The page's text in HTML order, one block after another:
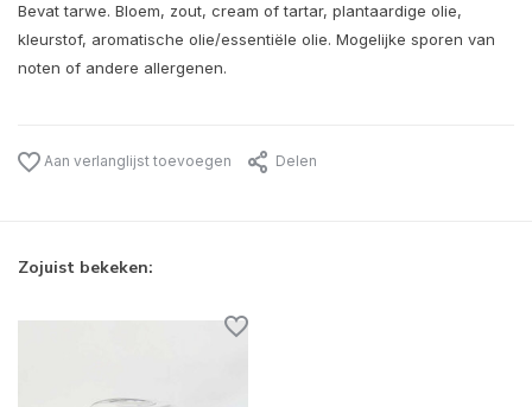
Bevat tarwe. Bloem, zout, cream of tartar, plantaardige olie,
kleurstof, aromatische olie/essentiële olie. Mogelijke sporen van
noten of andere allergenen.
Aan verlanglijst toevoegen Delen
Zojuist bekeken: